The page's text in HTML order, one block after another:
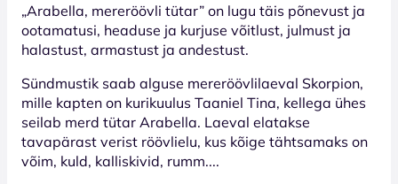
„Arabella, mereröövli tütar” on lugu täis põnevust ja
ootamatusi, headuse ja kurjuse võitlust, julmust ja
halastust, armastust ja andestust.
Sündmustik saab alguse mereröövlilaeval Skorpion,
mille kapten on kurikuulus Taaniel Tina, kellega ühes
seilab merd tütar Arabella. Laeval elatakse
tavapärast verist röövlielu, kus kõige tähtsamaks on
võim, kuld, kalliskivid, rumm....